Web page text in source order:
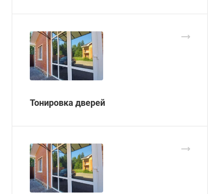
Тонировка дверей